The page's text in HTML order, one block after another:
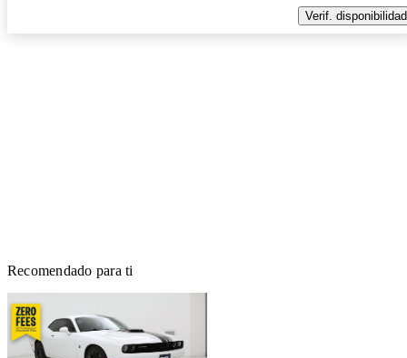
Verif. disponibilidad
Recomendado para ti